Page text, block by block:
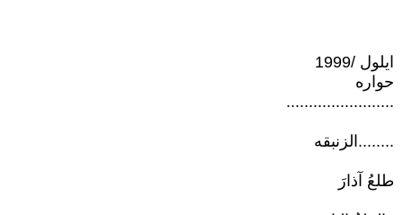
ايلول /1999
حواره
........................
........الزنبقه
طلعُ آذارَ